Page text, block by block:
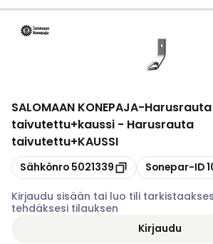
SALOMAAN KONEPAJA-Harusrauta
taivutettu+kaussi - Harusrauta
taivutettu+KAUSSI
Kopioi
Sähkönro 5021339 Kopioi
Sonepar-ID
Kirjaudu sisään tai luo tili
tehdäksesi tilauksen
Kirjaudu